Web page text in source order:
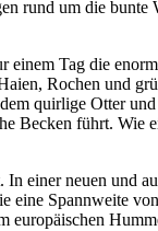
rund um die
Tag die
Rochen und
quirlige Otter
führt. Wie
einer neuen und
Spannweite